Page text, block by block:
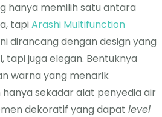
hanya memilih satu antara
tapiArashi Multifunction
dirancang dengan design yang
tapi juga elegan. Bentuknya
warna yang menarik
sekadar alat penyedia air
dekoratif yang dapat level